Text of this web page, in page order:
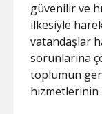
güvenilir ve
ilkesiyle
vatandaşlar
sorunlarına
toplumun
hizmetlerinin